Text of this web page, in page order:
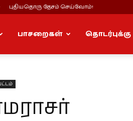
புதியதொரு தேசம் செய்வோம்!
பாசறைகள் தொடர்புக்கு